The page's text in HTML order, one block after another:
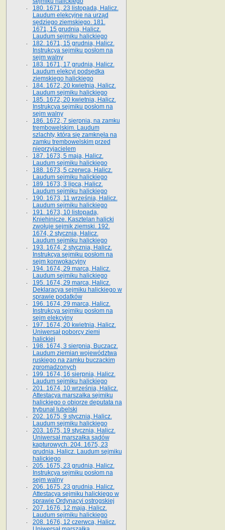
180. 1671, 23 listopada, Halicz.
Laudum elekcyjne na urząd
sędziego ziemskiego. 181.
1671, 15 grudnia, Halicz.
Laudum sejmiku halickiego
182. 1671, 15 grudnia, Halicz.
Instrukcya sejmiku posłom na
sejm walny
183. 1671, 17 grudnia, Halicz.
Laudum elekcyi podsędka
ziemskiego halickiego
184. 1672, 20 kwietnia, Halicz.
Laudum sejmiku halickiego
185. 1672, 20 kwietnia, Halicz.
Instrukcya sejmiku posłom na
sejm walny
186. 1672, 7 sierpnia, na zamku
trembowelskim. Laudum
szlachty, która się zamknęła na
zamku trembowelskim przed
nieprzyjacielem
187. 1673, 5 maja, Halicz.
Laudum sejmiku halickiego
188. 1673, 5 czerwca, Halicz.
Laudum sejmiku halickiego
189. 1673, 3 lipca, Halicz.
Laudum sejmiku halickiego
190. 1673, 11 września, Halicz.
Laudum sejmiku halickiego
191. 1673, 10 listopada,
Kniehinicze. Kasztelan halicki
zwołuje sejmik ziemski. 192.
1674, 2 stycznia, Halicz.
Laudum sejmiku halickiego
193. 1674, 2 stycznia, Halicz.
Instrukcya sejmiku posłom na
sejm konwokacyjny
194. 1674, 29 marca, Halicz.
Laudum sejmiku halickiego
195. 1674, 29 marca, Halicz.
Deklaracya sejmiku halickiego w
sprawie podatków
196. 1674, 29 marca, Halicz.
Instrukcya sejmiku posłom na
sejm elekcyjny
197. 1674, 20 kwietnia, Halicz.
Uniwersał poborcy ziemi
halickiej
198. 1674, 3 sierpnia, Buczacz.
Laudum ziemian województwa
ruskiego na zamku buczackim
zgromadzonych
199. 1674, 16 sierpnia, Halicz.
Laudum sejmiku halickiego
201. 1674, 10 września, Halicz.
Attestacya marszałka sejmiku
halickiego o obiorze deputata na
trybunał lubelski
202. 1675, 9 stycznia, Halicz.
Laudum sejmiku halickiego
203. 1675, 19 stycznia, Halicz.
Uniwersał marszałka sądów
kapturowych. 204. 1675, 23
grudnia, Halicz. Laudum sejmiku
halickiego
205. 1675, 23 grudnia, Halicz.
Instrukcya sejmiku posłom na
sejm walny
206. 1675, 23 grudnia, Halicz.
Attestacya sejmiku halickiego w
sprawie Ordynacyi ostrogskiej
207. 1676, 12 maja, Halicz.
Laudum sejmiku halickiego
208. 1676, 12 czerwca, Halicz.